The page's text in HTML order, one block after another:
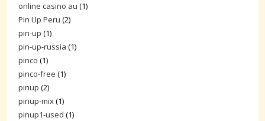
online casino au (1)
Pin Up Peru (2)
pin-up (1)
pin-up-russia (1)
pinco (1)
pinco-free (1)
pinup (2)
pinup-mix(1)
pinup1-used (1)